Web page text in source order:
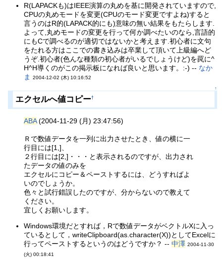
R(LAPACKも)はIEEE演算の丸めを基に開発されていますので,
CPUの丸めモードを変更(CPUのモード変更ですよね)すると
言うのはR的(LAPACK的にも)意味の無い結果をもたらします.
よって,丸めモードの変更を行って何か調べたいのなら,言語的
にもCで調べるのが適切ではないかと考えます.初心者に文句
をたれる方はここでの書き込みは卒業して頂いて上級編へど
うぞ.初心者(色んな種類の初心者がいるでしょうけど)を罠に^
H^H導くのがこの掲示板になれば良いと思います。:-) -- なか
ま
2004-12-02 (木) 10:16:52
↑
エクセルへ値コピー†
ABA(2004-11-29 (月) 23:47:56)
Ｒで数値データを一列に出力させたとき、値の横に一
行目には[1,]、
２行目には[2,]・・・と表示されるのですが、出力され
たデータの値のみを
エクセルにコピー＆ペーストするには、どうすればよ
いのでしょうか。
色々と試行錯誤したのですが、分からないので教えて
ください。
宜しくお願いします。
Windows環境だとすれば，Rで数値データがベクトルXに入っ
ているとして，writeClipboard(as.character(X))としてExcelに
行ってペーストするというのはどうですか？ --中澤 2004-11-30
(火) 00:18:41